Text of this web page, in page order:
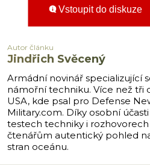
Vstoupit do diskuze
Autor článku
Jindřich Svěcený
Armádní novinář specializující
námořní techniku. Více než tři
USA, kde psal pro Defense
Military.com. Díky osobní
testech techniky i rozhovorech
čtenářům autentický pohled
stran oceánu.